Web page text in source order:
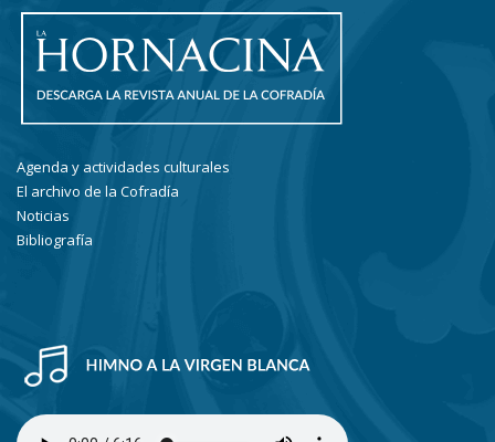
Agenda y actividades culturales
El archivo de la Cofradía
Noticias
Bibliografía